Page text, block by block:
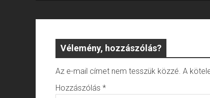
Vélemény, hozzászólás?
Az e-mail címet nem tesszük közzé. A
Hozzászólás *